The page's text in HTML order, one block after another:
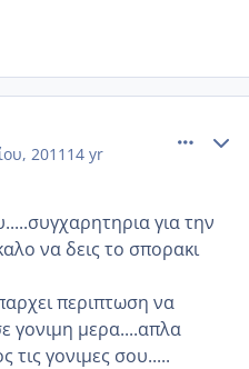
2011 14 yr
για την
να δεις το σπορακι
περιπτωση να
γονιμη μερα....απλα
τις γονιμες σου.....